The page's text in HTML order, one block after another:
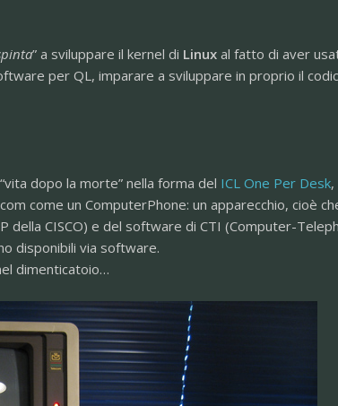
” a sviluppare il kernel di Linuxal fatto di aver
per QL, imparare a sviluppare in proprio il
dopo la morte” nella forma del ICL One Per Desk,
come un ComputerPhone: un apparecchio, cioè
della CISCO) e del software di CTI (Computer-
disponibili via software.
dimenticatoio…